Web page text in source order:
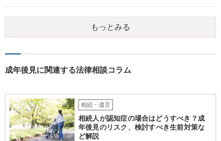
す。 ２） 場合によっては、介護や被後見人の財産の処分等に関して、
後見人から相談があることも考えられます。 また、お祖母さんがお亡
くなりになった場合、相続人となる可能性がありますが、 その場合は
相続放棄されれば問題ありません。 ３） 完全に拒否する方法はないか
としても、関わりを拒否している親族にあえて連絡をしてくる可能性
もっとみる
成年後見に関連する法律相談コラム
相続・遺言
相続人が認知症の場合はどうすべき？成
年後見のリスク、検討すべき生前対策な
ど解説